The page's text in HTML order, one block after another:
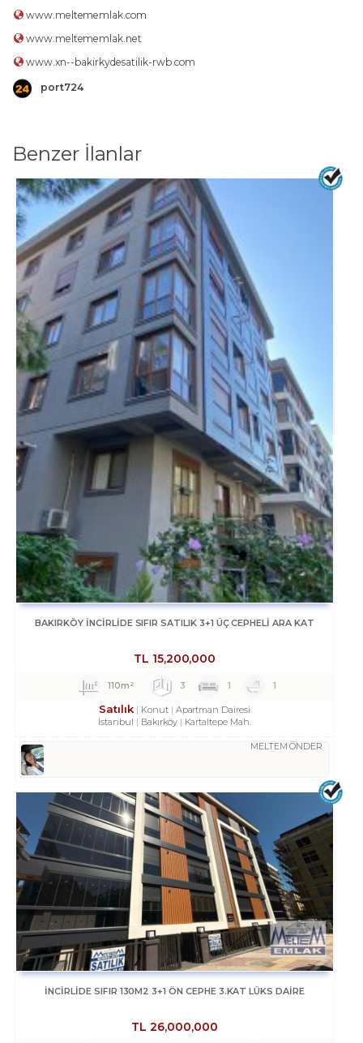
www.meltememlak.com
www.meltememlak.net
www.xn--bakirkydesatilik-rwb.com
port724
Benzer İlanlar
BAKIRKÖY İNCİRLİDE SIFIR SATILIK 3+1 ÜÇ CEPHELİ ARA KAT
TL 15,200,000
110m² 3 1 1
Satılık Konut
Apartman Dairesi
İstanbul
Bakırköy Kartaltepe Mah.
MELTEM ÖNDER
İNCİRLİDE SIFIR 130M2 3+1 ÖN CEPHE 3.KAT LÜKS DAİRE
TL 26,000,000